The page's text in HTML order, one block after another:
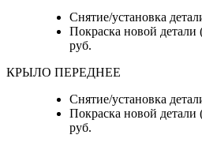
Снятие/установка
Покраска новой детали
руб.
КРЫЛО ПЕРЕДНЕЕ
Снятие/установка
Покраска новой детали
руб.